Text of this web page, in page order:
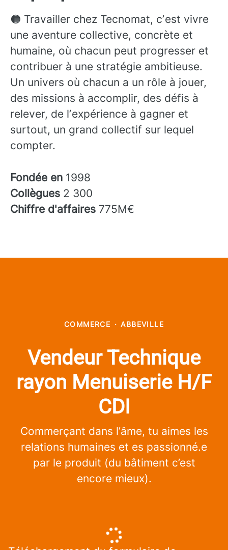
🟠 Travailler chez Tecnomat, cʼest vivre
une aventure collective, concrète et
humaine, où chacun peut progresser et
contribuer à une stratégie ambitieuse.
Un univers où chacun a un rôle à jouer,
des missions à accomplir, des défis à
relever, de lʼexpérience à gagner et
surtout, un grand collectif sur lequel
compter.
Fondée en 1998
Collègues 2 300
Chiffre d'affaires 775M€
COMMERCE · ABBEVILLE
Vendeur Technique
rayon Menuiserie H/F
CDI
Commerçant dans l’âme, tu aimes les
relations humaines et es passionné.e
par le produit (du bâtiment c’est
encore mieux).